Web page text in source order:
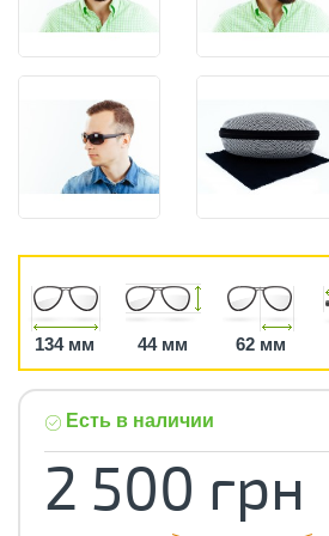
134 мм 44 мм 62 мм
Есть в наличии
2 500 грн